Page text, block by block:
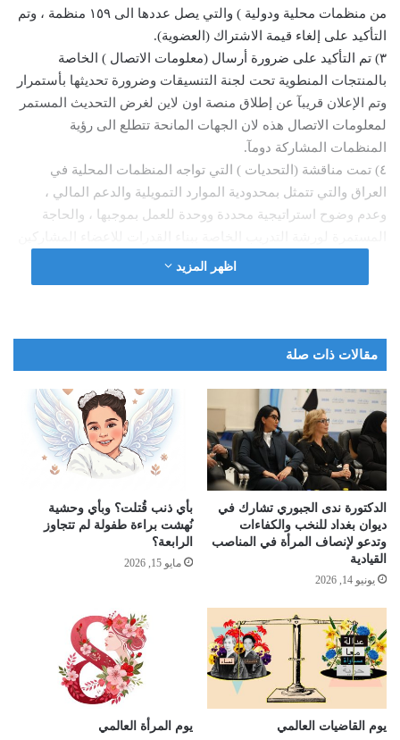
من منظمات محلية ودولية ) والتي يصل عددها الى ١٥٩ منظمة ، وتم
التأكيد على إلغاء قيمة الاشتراك (العضوية).
٣) تم التأكيد على ضرورة أرسال (معلومات الاتصال ) الخاصة
بالمنتجات المنطوية تحت لجنة التنسيقات وضرورة تحديثها بأستمرار
وتم الإعلان قريبآ عن إطلاق منصة اون لاين لغرض التحديث المستمر
لمعلومات الاتصال هذه لان الجهات المانحة تتطلع الى رؤية
المنظمات المشاركة دومآ.
٤) تمت مناقشة (التحديات ) التي تواجه المنظمات المحلية في
العراق والتي تتمثل بمحدودية الموارد التمويلية والدعم المالي ،
وعدم وضوح استراتيجية محددة ووحدة للعمل بموجبها ، والحاجة
، وفقدان الموارد البشرية المستمر ، وأن هذه الأمور هي من تجعل
دور المنظمات المحلية محدود فعليآ.
6) تم التأكيد على خطوة هامة وهي على المنظمات المحلية السعي
لتصميم احتياجاتها في المشاريع التي تنوي تنفيذها والعمل عليها
لترسل للمانحيين ليتم النظر في خطوة تمويلها من عدمه.
٧) تم التأكيد على ضرورة تعارف (المنظمات الأعضاء المنطوية تحت
لجنة تنسيق المنظمات غير الحكومية ببعضها البعض ) من خلال حضور
اجتماعات التعارف .
اظهر المزيد
مقالات ذات صلة
الدكتورة ندى الجبوري تشارك في
ديوان بغداد للنخب والكفاءات
وتدعو لإنصاف المرأة في المناصب
القيادية
يونيو 14, 2026
بأي ذنب قُتلت؟ وبأي وحشية
نُهشت براءة طفولة لم تتجاوز
الرابعة؟
مايو 15, 2026
يوم القاضيات العالمي يوم المرأة العالمي